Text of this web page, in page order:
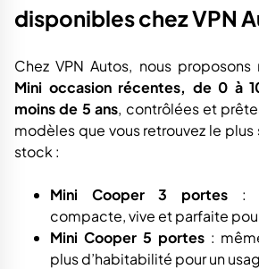
disponibles chez VPN
Chez VPN Autos, nous
Mini occasion récentes, de 0 à
moins de 5 ans, contrôlées et
modèles que vous retrouvez le plus
stock :
Mini Cooper 3 portes :
compacte, vive et parfaite
Mini Cooper 5 portes:
plus d’habitabilité pour un